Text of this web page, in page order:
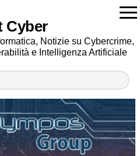
Cyber
Notizie su Cybercrime,
e Intelligenza Artificiale